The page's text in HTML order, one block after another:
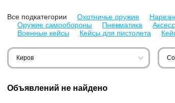
Все подкатегории Охотничье оружие
Оружие самообороны
Пневматика
Военные кейсы
Кейсы для пистолета
Киров
Объявлений не найдено